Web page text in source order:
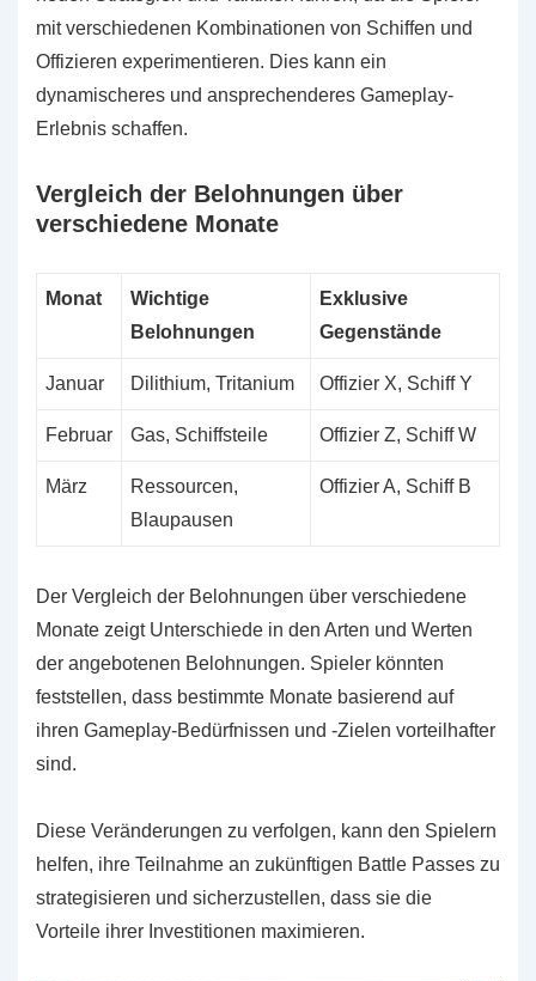
mit verschiedenen Kombinationen von Schiffen und
Offizieren experimentieren. Dies kann ein
dynamischeres und ansprechenderes Gameplay-
Erlebnis schaffen.
Vergleich der Belohnungen über
verschiedene Monate
Monat
Wichtige
Belohnungen
Exklusive
Gegenstände
Januar Dilithium, Tritanium Offizier X, Schiff Y
Februar Gas, Schiffsteile Offizier Z, Schiff W
März
Ressourcen,
Blaupausen
Offizier A, Schiff B
Der Vergleich der Belohnungen über verschiedene
Monate zeigt Unterschiede in den Arten und Werten
der angebotenen Belohnungen. Spieler könnten
feststellen, dass bestimmte Monate basierend auf
ihren Gameplay-Bedürfnissen und -Zielen vorteilhafter
sind.
Diese Veränderungen zu verfolgen, kann den Spielern
helfen, ihre Teilnahme an zukünftigen Battle Passes zu
strategisieren und sicherzustellen, dass sie die
Vorteile ihrer Investitionen maximieren.